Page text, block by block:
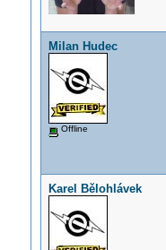
Milan Hudec
Offline
Karel Bělohlávek